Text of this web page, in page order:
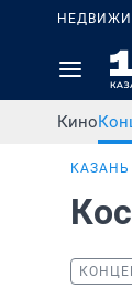
Кино
КАЗАНЬ